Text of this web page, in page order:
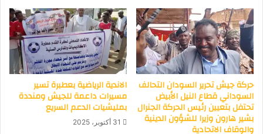
حركة جيش تحرير السودان التحالف
السوداني قطاع النيل الأبيض
تحتفل بتعيين رئيس الحركة الجنرال
بشير هارون وزيرا للشؤون الدينية
والوقاف الاتحادية
الاندية الرياضية بعطبرة تسير
مسيرات داعمة للجيش ومنددة
بمليشيات الدعم السريع
31 أكتوبر، 2025